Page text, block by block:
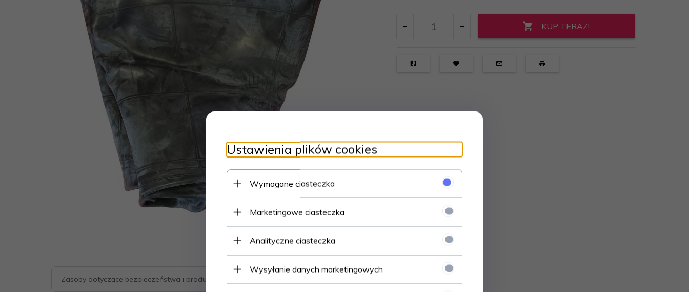
Zasoby dotyczące bezpieczeństwa i produktów
KUP TERAZ!
Ustawienia plików cookies
Wymagane ciasteczka
Marketingowe ciasteczka
Analityczne ciasteczka
Wysyłanie danych marketingowych